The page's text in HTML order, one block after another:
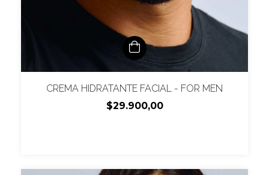
CREMA HIDRATANTE FACIAL - FOR MEN
$29.900,00